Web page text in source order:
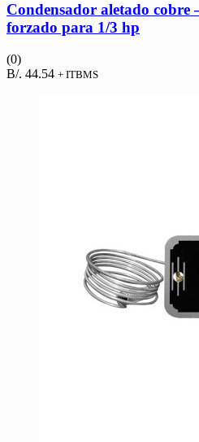
Condensador aletado cobre
forzado para 1/3 hp
(0)
B/. 44.54 + ITBMS